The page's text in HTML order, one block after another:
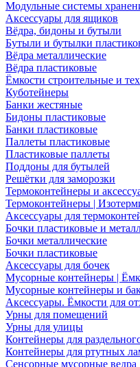
Модульные системы
Аксессуары для ящиков
Вёдра, бидоны и бутыли
Бутыли и бутылки
Вёдра металлические
Вёдра пластиковые
Ёмкости строительные и
Куботейнеры
Банки жестяные
Бидоны пластиковые
Банки пластиковые
Паллеты пластиковые
Пластиковые паллеты
Поддоны для бутылей
Решётки для заморозки
Термоконтейнеры и
Термоконтейнеры |
Аксессуары для
Бочки пластиковые и
Бочки металлические
Бочки пластиковые
Аксессуары для бочек
Мусорные контейнеры |
Мусорные контейнеры и
Аксессуары. Ёмкости для
Урны для помещений
Урны для улицы
Контейнеры для
Контейнеры для ртутных
Сенсорные мусорные ведра